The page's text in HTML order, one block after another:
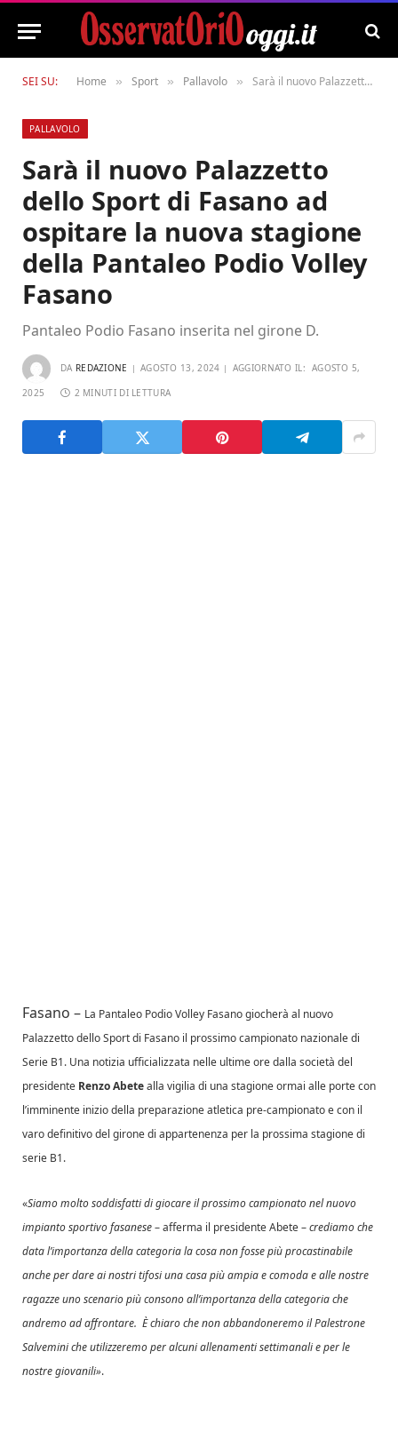
SEI SU: Home » Sport » Pallavolo » Sarà il nuovo Palazzetto dello Sport di Fasano ad ospitare la nuova stagione della Pantaleo Podio Volley Fasano
PALLAVOLO
Sarà il nuovo Palazzetto
dello Sport di Fasano ad
ospitare la nuova stagione
della Pantaleo Podio Volley
Fasano
Pantaleo Podio Fasano inserita nel girone D.
DA REDAZIONE AGOSTO 13, 2024 AGGIORNATO IL: AGOSTO 5,
2025 2 MINUTI DI LETTURA
Fasano – La Pantaleo Podio Volley Fasano giocherà al nuovo
Palazzetto dello Sport di Fasano il prossimo campionato nazionale di
Serie B1. Una notizia ufficializzata nelle ultime ore dalla società del
presidente Renzo Abetealla vigilia di una stagione ormai alle porte con
l’imminente inizio della preparazione atletica pre-campionato e con il
varo definitivo del girone di appartenenza per la prossima stagione di
serie B1.
«Siamo molto soddisfatti di giocare il prossimo campionato nel nuovo
impianto sportivo fasanese– afferma il presidente Abete –crediamo che
data l’importanza della categoria la cosa non fosse più procastinabile
anche per dare ai nostri tifosi una casa più ampia e comoda e alle nostre
ragazze uno scenario più consono all’importanza della categoria che
andremo ad affrontare. È chiaro che non abbandoneremo il Palestrone
Salvemini che utilizzeremo per alcuni allenamenti settimanali e per le
nostre giovanili».